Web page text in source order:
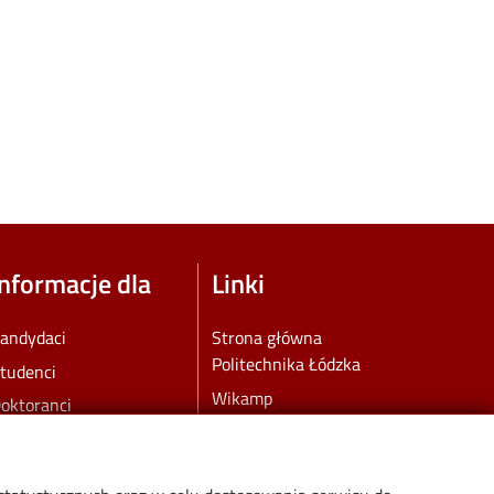
dla Linki
Strona główna
Politechnika Łódzka
Wikamp